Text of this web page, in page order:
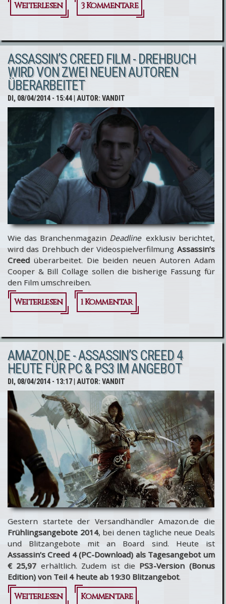
Weiterlesen
über Neuer
Dogs-
Screenshot
deutet
Verbindung
zu Assassin’s
Creed an
3 Kommentare
ASSASSIN’S CREED FILM - DREHBUCH
WIRD VON ZWEI NEUEN AUTOREN
ÜBERARBEITET
DI, 08/04/2014 - 15:44| AUTOR:VANDIT
Wie das Branchenmagazin Deadline exklusiv berichtet,
wird das Drehbuch der Videospielverfilmung Assassin’s
Creedüberarbeitet. Die beiden neuen Autoren Adam
Cooper & Bill Collage sollen die bisherige Fassung für
den Film umschreiben.
Weiterlesen
über
Creed Film -
Drehbuch
wird von
zwei neuen
Autoren
überarbeitet
1 Kommentar
AMAZON.DE - ASSASSIN’S CREED 4
HEUTE FÜR PC & PS3 IM ANGEBOT
DI, 08/04/2014 - 13:17| AUTOR:VANDIT
Gestern startete der Versandhändler Amazon.de die
Frühlingsangebote 2014, bei denen tägliche neue Deals
und Blitzangebote mit an Board sind. Heute ist
Assassin’s Creed 4 (PC-Download) als Tagesangebot um
€ 25,97erhältlich. Zudem ist die PS3-Version (Bonus
Edition) von Teil 4 heute ab 19:30 Blitzangebot.
Weiterlesen
über
Kommentare